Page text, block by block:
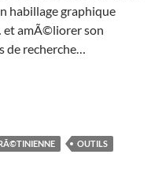
habillage graphique
amÃ©liorer son
de recherche…
OUTILS